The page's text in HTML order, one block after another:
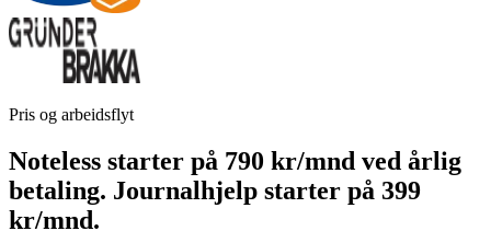
Pris og arbeidsflyt
Noteless starter på 790 kr/mnd ved årlig
betaling. Journalhjelp starter på 399
kr/mnd.